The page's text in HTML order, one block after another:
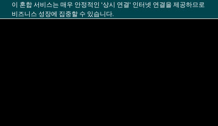
이 혼합 서비스는 매우 안정적인 '상시 연결' 인터넷 연결을 제공하므로
비즈니스 성장에 집중할 수 있습니다.